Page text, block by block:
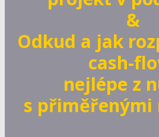
&
Odkud a jak
cash-
nejlépe z
s